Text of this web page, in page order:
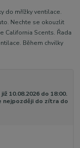
do mřížky ventilace.
Nechte se okouzlit
California Scents. Řada
Během chvilky
10.08.2026 do 18:00.
nejpozději do zítra do